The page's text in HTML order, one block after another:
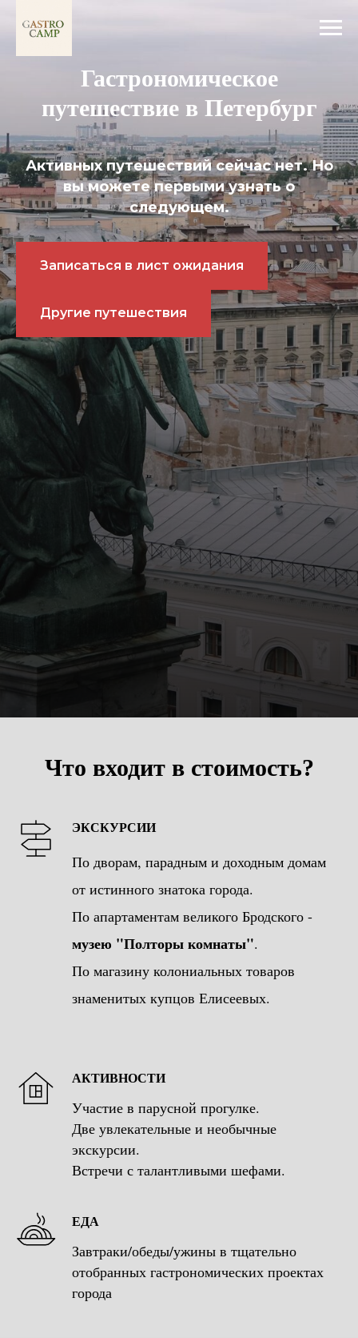
Гастрономическое
путешествие в Петербург
Активных путешествий сейчас нет. Но
вы можете первыми узнать о
следующем.
Записаться в лист ожидания
Другие путешествия
Что входит в стоимость?
ЭКСКУРСИИ
По дворам, парадным и доходным домам
от истинного знатока города.
По апартаментам великого Бродского -
музею "Полторы комнаты".
По магазину колониальных товаров
знаменитых купцов Елисеевых.
АКТИВНОСТИ
Участие в парусной прогулке.
Две увлекательные и необычные
экскурсии.
Встречи с талантливыми шефами.
ЕДА
Завтраки/обеды/ужины в тщательно
отобранных гастрономических проектах
города